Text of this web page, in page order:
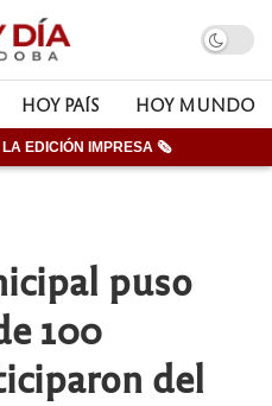
HOY PAÍS HOY MUNDO
EDICIÓN IMPRESA 🗞
puso
100
del